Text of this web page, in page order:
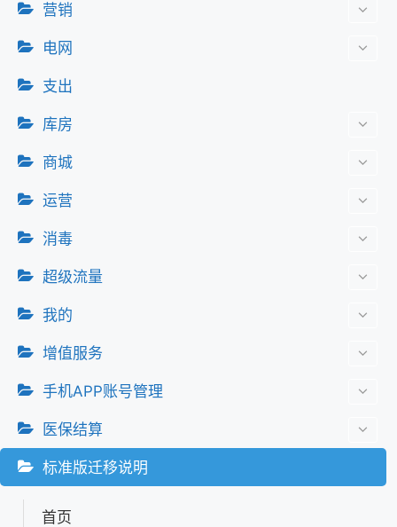
营销
电网
支出
库房
商城
运营
消毒
超级流量
我的
增值服务
手机APP账号管理
医保结算
标准版迁移说明
首页